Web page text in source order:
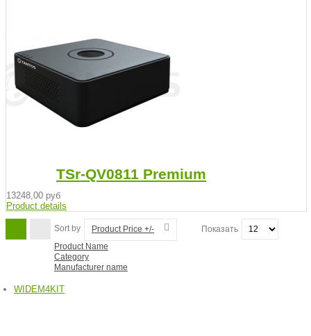
TSr-QV0811 Premium
13248,00 руб
Product details
Sort by
Product Price +/-
Product Name
Category
Manufacturer name
Показать
WIDEM4KIT